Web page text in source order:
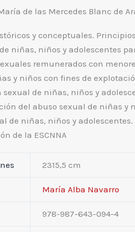
de las Mercedes Blanc de
y conceptuales.
niñas, niños y adolescentes
remunerados con
y niños con fines de
sexual de niñas, niños y
del abuso sexual de niñas y
de niñas, niños y
de la ESCNNA
2315,5 cm
María Alba Navarro
978-987-643-094-4